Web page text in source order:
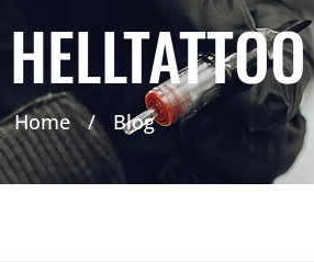
Home / Blog